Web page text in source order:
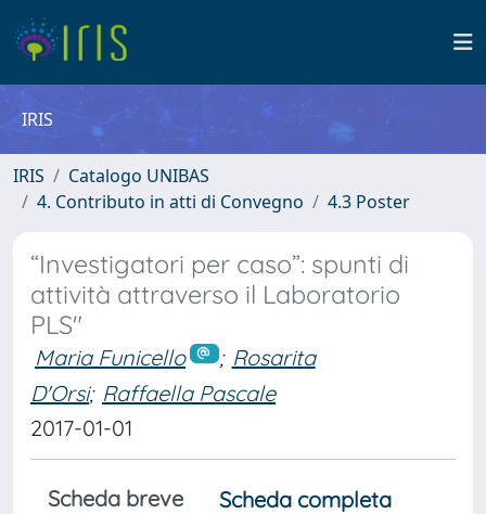
IRIS
IRIS
Catalogo UNIBAS
4. Contributo in atti di Convegno
4.3 Poster
“Investigatori per caso”: spunti di
attività attraverso il Laboratorio
PLS"
Maria Funicello ; Rosarita
D'Orsi; Raffaella Pascale
2017-01-01
Scheda breve
Scheda completa